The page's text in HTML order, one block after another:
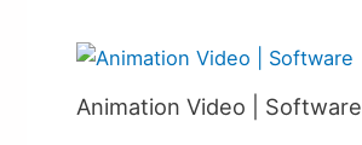
Animation Video | Software